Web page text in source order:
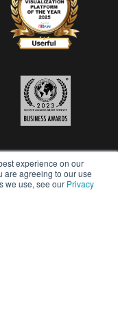
experience on our
are agreeing to our use
we use, see our Privacy